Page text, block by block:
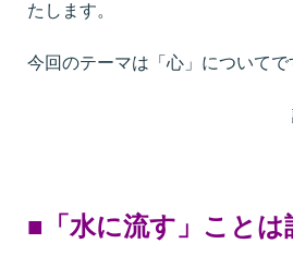
たします。
今回のテーマは「心」についてで
■「水に流す」ことは